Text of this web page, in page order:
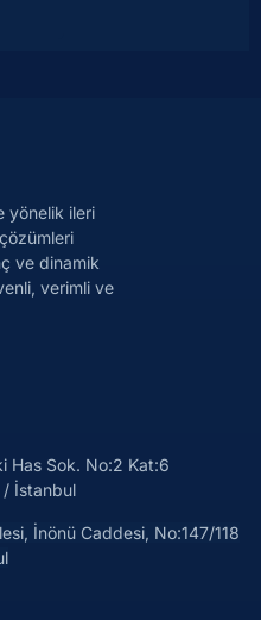
yönelik ileri
ve dinamik
verimli ve
Has Sok. No:2 Kat:6
/ İstanbul
İnönü Caddesi, No:147/118